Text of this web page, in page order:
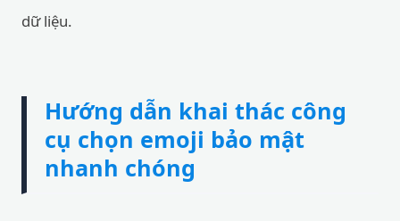
dữ liệu.
Hướng dẫn khai thác công
cụ chọn emoji bảo mật
nhanh chóng